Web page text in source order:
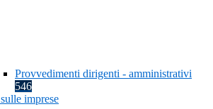
Provvedimenti dirigenti - amministrativi
546
imprese